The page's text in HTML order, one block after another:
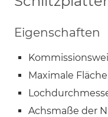
Eigenschaften
Maximale
Achsmaße der